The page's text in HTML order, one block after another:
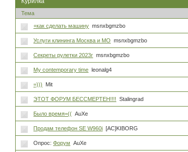
Тема
+как сделать машину msnxbgmzbo
Услуги клининга Москва и МО msnxbgmzbo
Секреты рулетки 2023г msnxbgmzbo
My contemporary time leonalg4
=))) Mit
ЭТОТ ФОРУМ БЕССМЕРТЕН!!!! Stalingrad
Было время=(( AuXe
Продам телефон SE W960i [AC]KIBORG
Опрос: Форум AuXe